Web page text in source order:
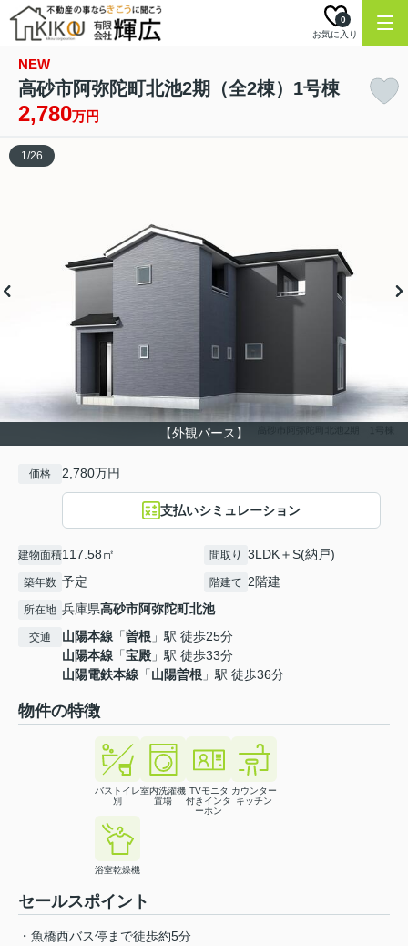
お気に入り
0
NEW
高砂市阿弥陀町北池2期（全2棟）1号棟
2,780万円
【外観パース】
1/26
価格 2,780万円
支払いシミュレーション
建物面積117.58㎡ 間取り 3LDK＋S(納戸)
築年数 予定 階建て 2階建
所在地 兵庫県高砂市阿弥陀町北池
交通 山陽本線 「曽根 」駅 徒歩25分
山陽本線 「宝殿 」駅 徒歩33分
山陽電鉄本線 「山陽曽根 」駅 徒歩36分
物件の特徴
バストイレ
別
室内洗濯機
置場
TVモニタ
付きインタ
ーホン
カウンター
キッチン
浴室乾燥機
セールスポイント
・魚橋西バス停まで徒歩約5分